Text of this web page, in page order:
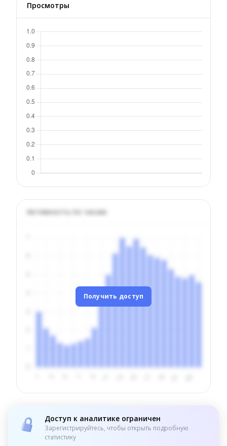
Просмотры
Активность по часам
Получить доступ
Доступ к аналитике ограничен
Зарегистрируйтесь, чтобы открыть подробную
статистику